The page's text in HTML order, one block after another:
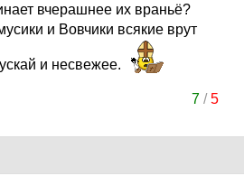
вчерашнее их враньё?
и Вовчики всякие врут
и несвежее.
7/5